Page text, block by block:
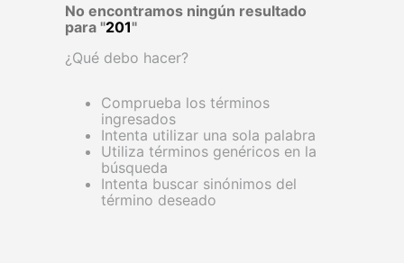
No encontramos ningún resultado
para "201"
¿Qué debo hacer?
Comprueba los términos
ingresados
Intenta utilizar una sola palabra
Utiliza términos genéricos en la
búsqueda
Intenta buscar sinónimos del
término deseado